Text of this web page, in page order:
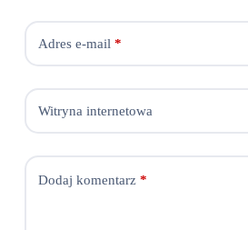
Adres e-mail *
Witryna internetowa
Dodaj komentarz*